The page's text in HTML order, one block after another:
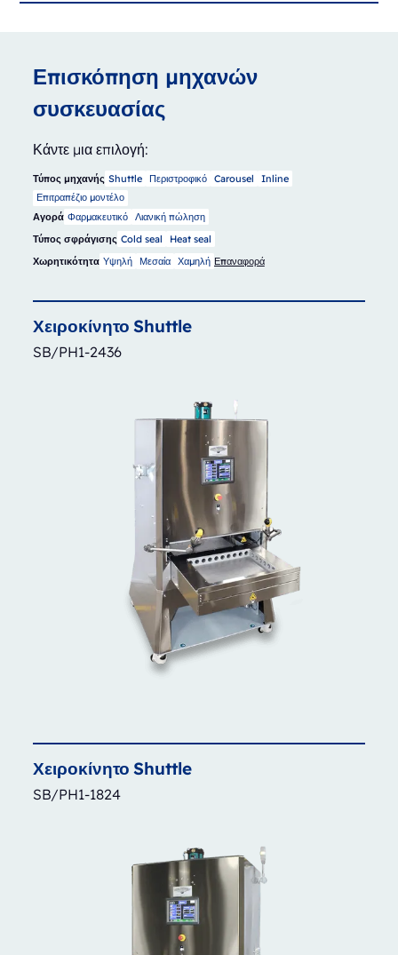
Επισκόπηση μηχανών
συσκευασίας
Κάντε μια επιλογή:
Τύπος μηχανής Shuttle Περιστροφικό Carousel
Inline
Επιτραπέζιο μοντέλο
Αγορά Φαρμακευτικό Λιανική πώληση
Τύπος σφράγισης Cold seal
Heat seal
Χωρητικότητα Υψηλή Μεσαία Χαμηλή Επαναφορά
Χειροκίνητο Shuttle
SB/PH1-2436
Χειροκίνητο Shuttle
SB/PH1-1824